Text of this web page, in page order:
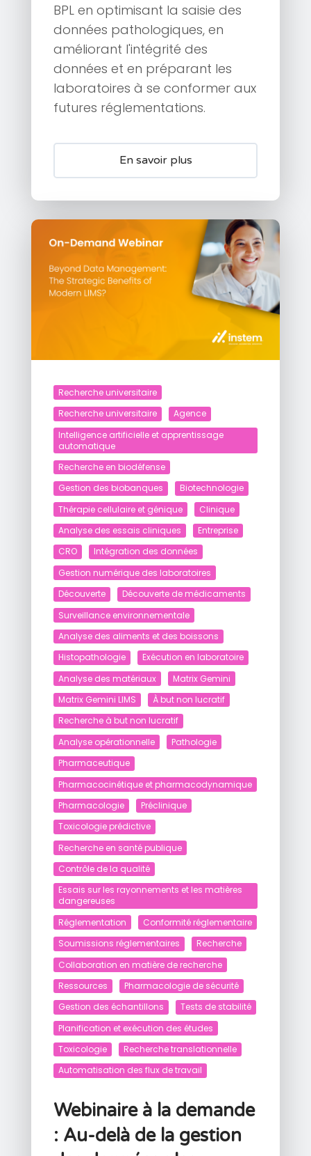
BPL en optimisant la saisie des
données pathologiques, en
améliorant l'intégrité des
données et en préparant les
laboratoires à se conformer aux
futures réglementations.
En savoir plus
Recherche universitaire
Recherche universitaire
Agence
Intelligence artificielle et apprentissage
automatique
Recherche en biodéfense
Gestion des biobanques
Biotechnologie
Thérapie cellulaire et génique
Clinique
Analyse des essais cliniques
Entreprise
CRO
Intégration des données
Gestion numérique des laboratoires
Découverte
Découverte de médicaments
Surveillance environnementale
Analyse des aliments et des boissons
Histopathologie
Exécution en laboratoire
Analyse des matériaux
Matrix Gemini
Matrix Gemini LIMS
À but non lucratif
Recherche à but non lucratif
Analyse opérationnelle
Pathologie
Pharmaceutique
Pharmacocinétique et pharmacodynamique
Pharmacologie
Préclinique
Toxicologie prédictive
Recherche en santé publique
Contrôle de la qualité
Essais sur les rayonnements et les matières
dangereuses
Réglementation
Conformité réglementaire
Soumissions réglementaires
Recherche
Collaboration en matière de recherche
Ressources
Pharmacologie de sécurité
Gestion des échantillons
Tests de stabilité
Planification et exécution des études
Toxicologie
Recherche translationnelle
Automatisation des flux de travail
Webinaire à la demande
: Au-delà de la gestion